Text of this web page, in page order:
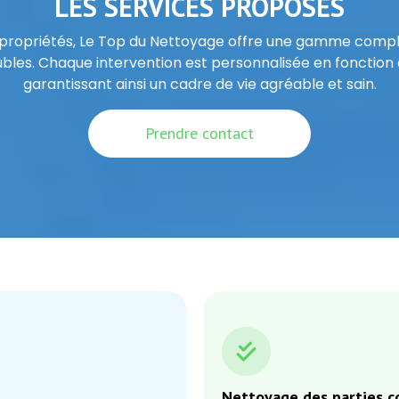
Le Top du Nettoyage offre une gamme
Chaque intervention est personnalisée en fonction
garantissant ainsi un cadre de vie agréable et sain.
Prendre contact